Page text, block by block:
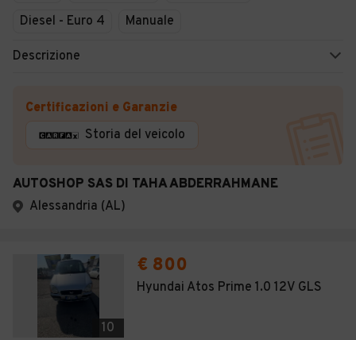
Diesel - Euro 4
Manuale
Descrizione
Certificazioni e Garanzie
Storia del veicolo
AUTOSHOP SAS DI TAHA ABDERRAHMANE
Alessandria (AL)
10
€ 800
Hyundai Atos Prime 1.0 12V GLS